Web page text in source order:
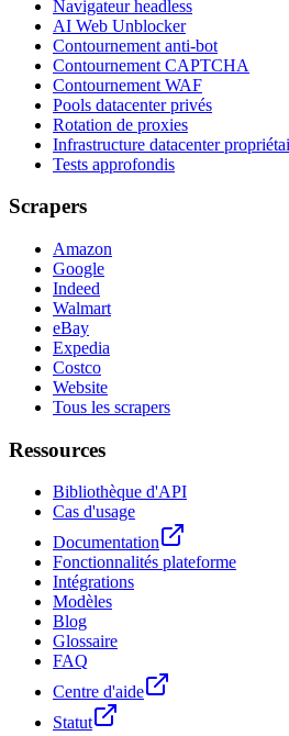
Navigateur headless
AI Web Unblocker
Contournement anti-bot
Contournement CAPTCHA
Contournement WAF
Pools datacenter privés
Rotation de proxies
Infrastructure datacenter
Tests approfondis
Scrapers
Amazon
Google
Indeed
Walmart
eBay
Expedia
Costco
Website
Tous les scrapers
Ressources
Bibliothèque d'API
Cas d'usage
Documentation
Fonctionnalités plateforme
Intégrations
Modèles
Blog
Glossaire
FAQ
Centre d'aide
Statut